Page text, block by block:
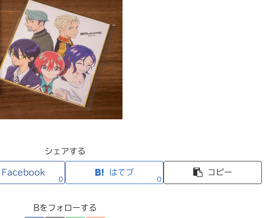
シェアする
Facebook
0
はてブ
0
コピー
Bをフォローする